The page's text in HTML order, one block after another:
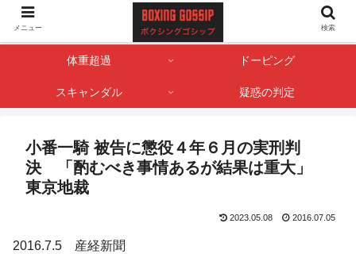
ボクサー・ボクシング界のゴシップやスキャンダル情報を記録しておくサイト
です。
体重超過 ドーピング
スキャンダル 疑惑の判定
小番一騎 被告に懲役４年６月の実刑判
決 「酌むべき事情あるが結果は重大」
東京地裁
2023.05.08 2016.07.05
2016.7.5 産経新聞
メニュー 検索